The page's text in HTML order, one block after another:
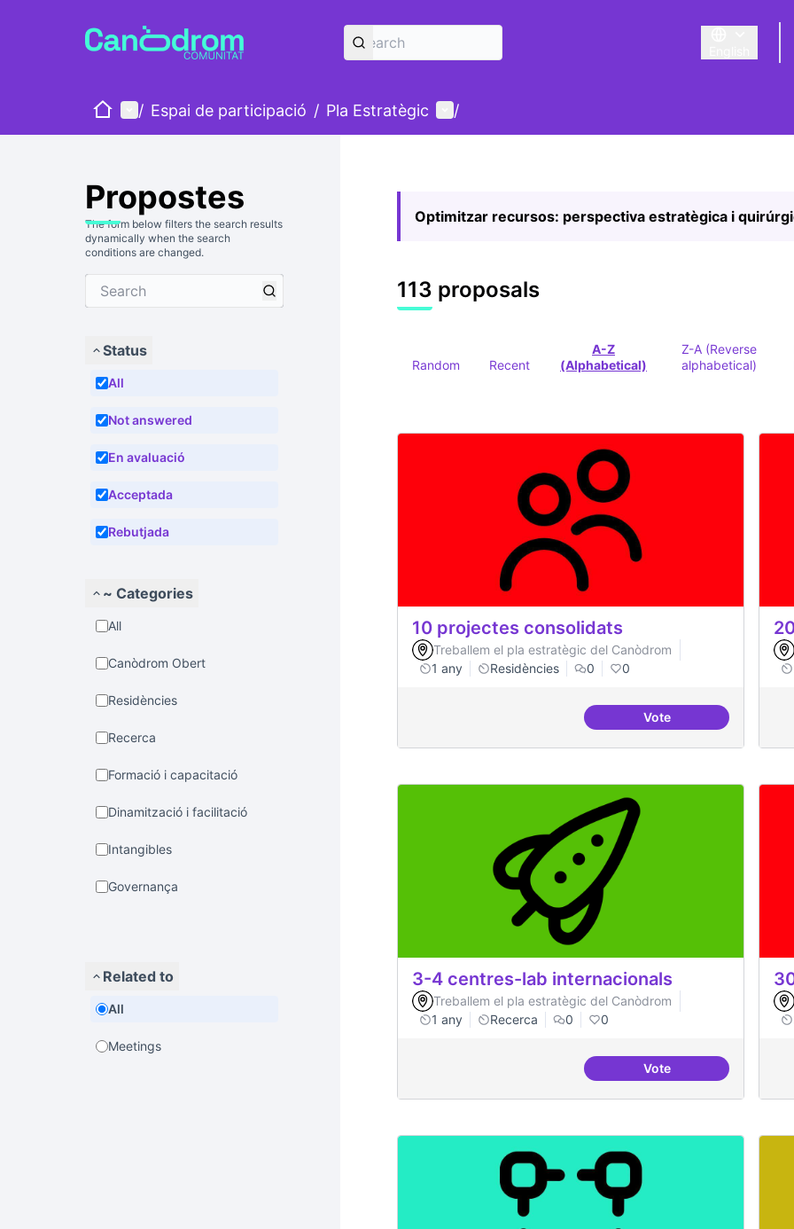
Triar la llengua
HomeMain menu
/ Espai de participació / Pla Estratègic User menu
/
Propostes
The form below filters the search results
dynamically when the search
conditions are changed.
Status
All
Not answered
En avaluació
Acceptada
Rebutjada
~ Categories
All
Canòdrom Obert
Residències
Recerca
Formació i capacitació
Dinamització i facilitació
Intangibles
Governança
Related to
All
Meetings
Optimitzar recursos: perspectiva estratègica i
113 proposals
Random Recent
A-Z
(Alphabetical)
Z-A (Reverse
alphabetical)
10 projectes consolidats
Treballem el pla estratègic del Canòdrom
1 any
Residències 0 0
Vote10 projectes
3-4 centres-lab internacionals
Treballem el pla estratègic del Canòdrom
1 any
Recerca 0 0
Vote3-4 centres-lab